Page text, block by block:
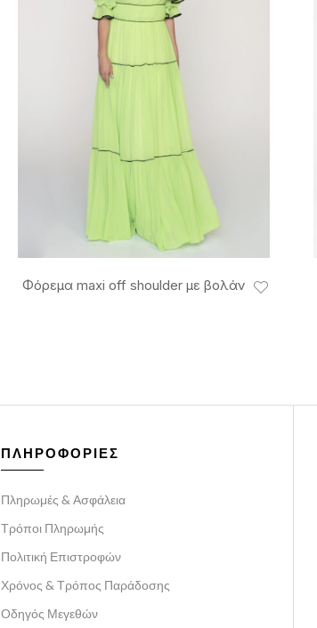
Φόρεμα maxi off shoulder με βολάν
ΠΛΗΡΟΦΟΡΙΕΣ
Πληρωμές & Ασφάλεια
Τρόποι Πληρωμής
Πολιτική Επιστροφών
Χρόνος & Τρόπος Παράδοσης
Οδηγός Μεγεθών